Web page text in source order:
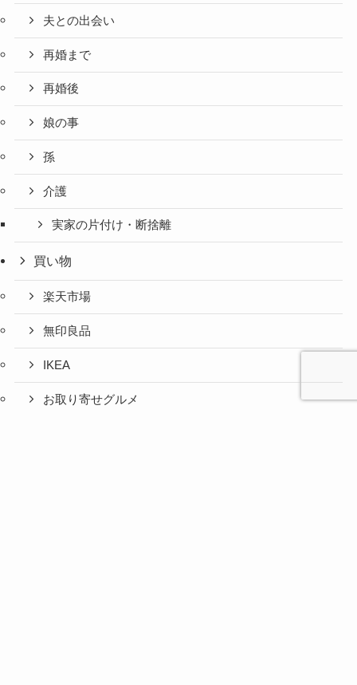
夫との出会い
再婚まで
再婚後
娘の事
孫
介護
実家の片付け・断捨離
買い物
楽天市場
無印良品
IKEA
お取り寄せグルメ